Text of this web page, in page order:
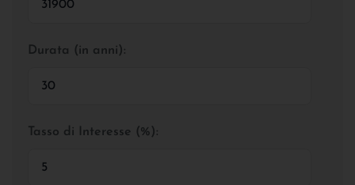
Durata (in anni):
Tasso di Interesse (%):